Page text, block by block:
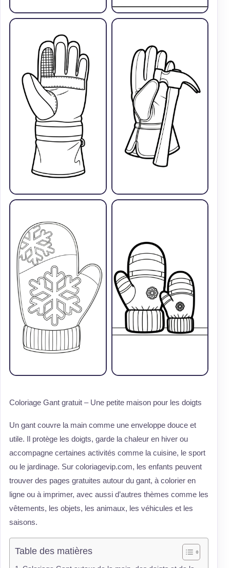
Coloriage Gant gratuit – Une petite maison pour les doigts
Un gant couvre la main comme une enveloppe douce et
utile. Il protège les doigts, garde la chaleur en hiver ou
accompagne certaines activités comme la cuisine, le sport
ou le jardinage. Sur coloriagevip.com, les enfants peuvent
trouver des pages gratuites autour du gant, à colorier en
ligne ou à imprimer, avec aussi d’autres thèmes comme les
vêtements, les objets, les animaux, les véhicules et les
saisons.
Table des matières